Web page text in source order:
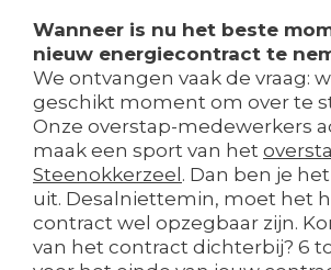
Wanneer is nu het beste
nieuw energiecontract te
We ontvangen vaak de vraag:
geschikt moment om over te
Onze overstap-medewerkers
maak een sport van het
Steenokkerzeel . Dan ben je
uit. Desalniettemin, moet het
contract wel opzegbaar zijn.
van het contract dichterbij? 6